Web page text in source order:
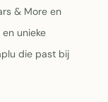
& More en
unieke
die past bij